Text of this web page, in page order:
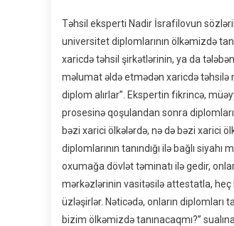
Təhsil eksperti Nadir İsrafilovun
universitet diplomlarının ölkəmizdə
xaricdə təhsil şirkətlərinin, ya da
məlumat əldə etmədən xaricdə təhsilə
diplom alırlar”. Ekspertin fikrincə,
prosesinə qoşulandan sonra
bəzi xarici ölkələrdə, nə də bəzi xarici
diplomlarının tanındığı ilə bağlı
oxumağa dövlət təminatı ilə gedir,
mərkəzlərinin vasitəsilə attestatla,
üzləşirlər. Nəticədə, onların diplomları
bizim ölkəmizdə tanınacaqmı?”